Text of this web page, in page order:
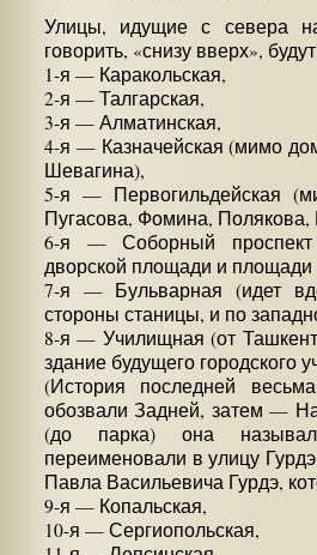
Улицы, идущие с севера
говорить, «снизу вверх»,
1-я — Каракольская,
2-я — Талгарская,
3-я — Алматинская,
4-я — Казначейская (мимо
Шевагина),
5-я — Первогильдейская
Пугасова, Фомина, Полякова,
6-я — Соборный проспект
дворской площади и
7-я — Бульварная (идет
стороны станицы, и по
8-я — Училищная (от
здание будущего городского
(История последней
обозвали Задней, затем —
(до парка) она
переименовали в улицу
Павла Васильевича Гурдэ,
9-я — Копальская,
10-я — Сергиопольская,